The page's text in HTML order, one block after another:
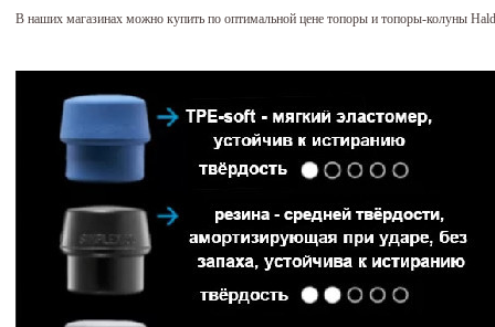
В наших магазинах можно купить по оптимальной цене топоры и топоры-колуны